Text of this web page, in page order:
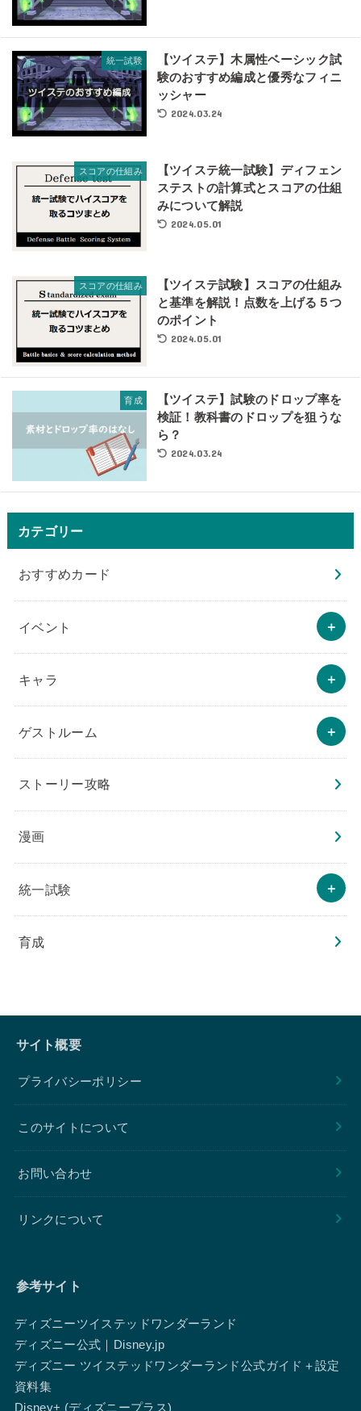
統一試験
【ツイステ】木属性ベーシック試
験のおすすめ編成と優秀なフィニ
ッシャー
2024.03.24
スコアの仕組み
【ツイステ統一試験】ディフェン
ステストの計算式とスコアの仕組
みについて解説
2024.05.01
スコアの仕組み
【ツイステ試験】スコアの仕組み
と基準を解説！点数を上げる５つ
のポイント
2024.05.01
育成
【ツイステ】試験のドロップ率を
検証！教科書のドロップを狙うな
ら？
2024.03.24
カテゴリー
おすすめカード
イベント
キャラ
ゲストルーム
ストーリー攻略
漫画
統一試験
育成
サイト概要
プライバシーポリシー
このサイトについて
お問い合わせ
リンクについて
参考サイト
ディズニーツイステッドワンダーランド
ディズニー公式｜Disney.jp
ディズニー ツイステッドワンダーランド公式ガイド＋設定
資料集
Disney+ (ディズニープラス)